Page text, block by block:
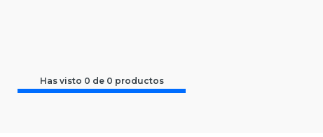
Has visto 0 de 0 productos